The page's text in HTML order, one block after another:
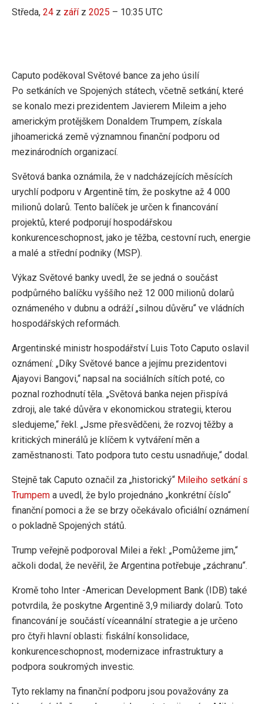
Středa, 24 z záříz 2025 – 10:35 UTC
Caputo poděkoval Světové bance za jeho úsilí
Po setkáních ve Spojených státech, včetně setkání, které
se konalo mezi prezidentem Javierem Mileim a jeho
americkým protějškem Donaldem Trumpem, získala
jihoamerická země významnou finanční podporu od
mezinárodních organizací.
Světová banka oznámila, že v nadcházejících měsících
urychlí podporu v Argentině tím, že poskytne až 4 000
milionů dolarů. Tento balíček je určen k financování
projektů, které podporují hospodářskou
konkurenceschopnost, jako je těžba, cestovní ruch, energie
a malé a střední podniky (MSP).
Výkaz Světové banky uvedl, že se jedná o součást
podpůrného balíčku vyššího než 12 000 milionů dolarů
oznámeného v dubnu a odráží „silnou důvěru“ ve vládních
hospodářských reformách.
Argentinské ministr hospodářství Luis Toto Caputo oslavil
oznámení: „Díky Světové bance a jejímu prezidentovi
Ajayovi Bangovi,“ napsal na sociálních sítích poté, co
poznal rozhodnutí těla. „Světová banka nejen přispívá
zdroji, ale také důvěra v ekonomickou strategii, kterou
sledujeme,“ řekl. „Jsme přesvědčeni, že rozvoj těžby a
kritických minerálů je klíčem k vytváření měn a
zaměstnanosti. Tato podpora tuto cestu usnadňuje,“ dodal.
Stejně tak Caputo označil za „historický“ Mileiho setkání s
Trumpem a uvedl, že bylo projednáno „konkrétní číslo“
finanční pomoci a že se brzy očekávalo oficiální oznámení
o pokladně Spojených států.
Trump veřejně podporoval Milei a řekl: „Pomůžeme jim,“
ačkoli dodal, že nevěřil, že Argentina potřebuje „záchranu“.
Kromě toho Inter -American Development Bank (IDB) také
potvrdila, že poskytne Argentině 3,9 miliardy dolarů. Toto
financování je součástí víceannální strategie a je určeno
pro čtyři hlavní oblasti: fiskální konsolidace,
konkurenceschopnost, modernizace infrastruktury a
podpora soukromých investic.
Tyto reklamy na finanční podporu jsou považovány za